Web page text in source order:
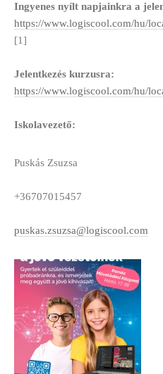
Ingyenes nyílt napjainkra a
https://www.logiscool.com/hu/
[1]
Jelentkezés kurzusra:
https://www.logiscool.com/hu/
Iskolavezető:
Puskás Zsuzsa
+36707015457
puskas.zsuzsa@logiscool.com